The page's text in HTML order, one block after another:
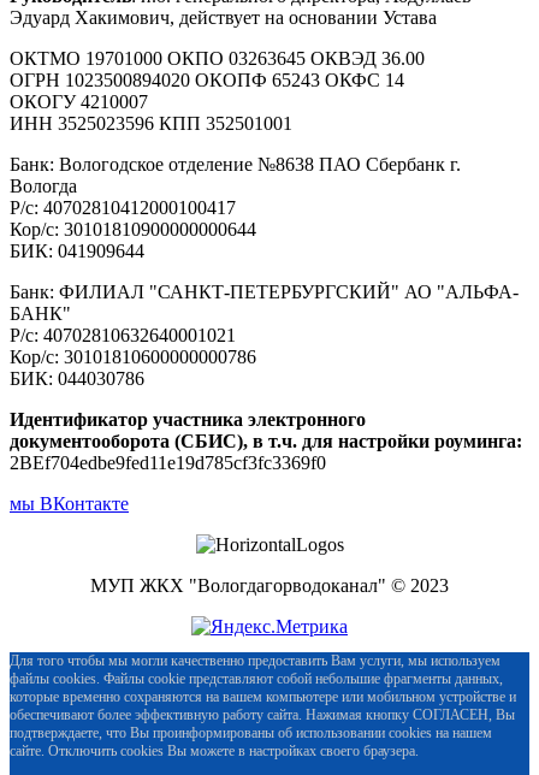
Эдуард Хакимович, действует на основании Устава
ОКТМО 19701000 ОКПО 03263645 ОКВЭД 36.00
ОГРН 1023500894020 ОКОПФ 65243 ОКФС 14
ОКОГУ 4210007
ИНН 3525023596 КПП 352501001
Банк: Вологодское отделение №8638 ПАО Сбербанк г.
Вологда
Р/с: 40702810412000100417
Кор/с: 30101810900000000644
БИК: 041909644
Банк: ФИЛИАЛ "САНКТ-ПЕТЕРБУРГСКИЙ" АО "АЛЬФА-
БАНК"
Р/с: 40702810632640001021
Кор/с: 30101810600000000786
БИК: 044030786
Идентификатор участника электронного
документооборота (СБИС), в т.ч. для настройки роуминга:
2BEf704edbe9fed11e19d785cf3fc3369f0
мы ВКонтакте
МУП ЖКХ "Вологдагорводоканал" © 2023
Для того чтобы мы могли качественно предоставить Вам услуги, мы используем
файлы cookies. Файлы cookie представляют собой небольшие фрагменты данных,
которые временно сохраняются на вашем компьютере или мобильном устройстве и
обеспечивают более эффективную работу сайта. Нажимая кнопку СОГЛАСЕН, Вы
подтверждаете, что Вы проинформированы об использовании cookies на нашем
сайте. Отключить cookies Вы можете в настройках своего браузера.